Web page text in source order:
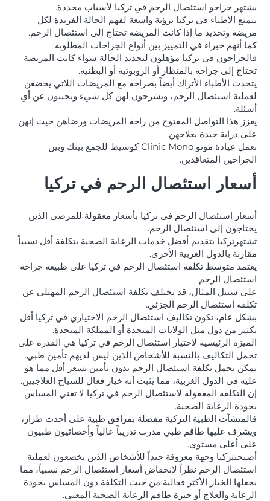
يشتهر جراحو استئصال الرحم في تركيا لأسباب محددة.
يتمتع الأطباء في تركيا برؤية واسعة لفهم الحالة الفريدة لكل
مريضة وتحديد ما إذا كانت المريضة تحتاج إلى استئصال الرحم.
كما أنهم خبراء في التمييز بين أنواع الجراحات المطلوبة.
فالجراحون في تركيا مؤهلون لتحديد الحالة سواء كانت المريضة
تحتاج إلى جراحة بالمنظار أو الروبوتية أو البطنية.
يتحدث الأطباء الأتراك أيضاً بصراحة مع المريضات اللاتي يخضعن
لعملية استئصال الرحم، ويشرحون لهن كل شيء ويجيبون عن أي
أسئلة.
يعزز هذا التواصل المفتوح من راحة المريضات ورضاهن حيث إنهن
على دراية جيدة بعلاجهن.
تعمل عيادة مونو Clinic Mono كوسيط للجمع بينك وبين
الجراحين المتعاقدين.
أسعار استئصال الرحم في تركيا
أسعار استئصال الرحم في تركيا بأسعار معقولة للمرضى الذين
يحتاجون إلى استئصال الرحم.
تشتهرتركيا بتقديم أفضل خدمات الرعاية الصحية بتكلفة أقل نسبياً
مقارنة بالدول الغربية الأخرى.
يعتمد متوسط تكلفة استئصال الرحم في تركيا على طبيعة جراحة
استئصال الرحم.
على سبيل المثال، قد تختلف تكلفة استئصال الرحم المهبلي عن
تكلفة استئصال الرحم الجزئي.
بشكل عام، تكون تكاليف استئصال الرحم الاختياري في تركيا أقل
بكثير من دول مثل الولايات المتحدة أو المملكة المتحدة.
الميزة الرئيسية لاختيار استئصال الرحم في تركيا هي القدرة على
تحمل التكاليف بالنسبة للأشخاص الذين ليس لديهم تأمين طبي.
يمكن تحمل تكلفة استئصال الرحم بدون تأمين بسعر أقل مما هو
عليه في الدول الغربية، مما يثبت أنه خيار فعال للسياح العلاجيين.
إن التكلفة المعقولة لاستئصال الرحم في تركيا لا تعني المساس
بجودة الرعاية الصحية.
فالمنشآت الطبية التركية مفضلة بمرافق طبية على أحدث طراز،
ويشرف عليها طاقم طبي مدرب تدريباً عالياً وأخصائيون طبيون
على أعلى مستوى.
أصبحتتركيا وجهة معروفة جيداً للأشخاص الذين يخضعون لعملية
استئصال الرحم نظراً لانخفاض أسعار استئصال الرحم نسبياً، مما
يجعلها الخيار الأكثر فعالية من حيث التكلفة دون المساس بجودة
الرعاية والعلاج أو خبرة طاقم الرعاية الصحية المعني.